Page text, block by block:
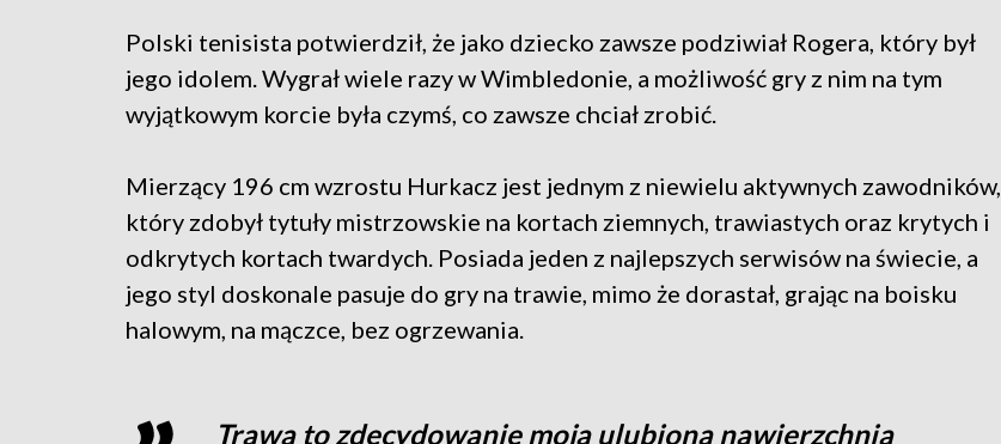
Polski tenisista potwierdził, że jako dziecko zawsze podziwiał Rogera, który był
jego idolem. Wygrał wiele razy w Wimbledonie, a możliwość gry z nim na tym
wyjątkowym korcie była czymś, co zawsze chciał zrobić.
Mierzący 196 cm wzrostu Hurkacz jest jednym z niewielu aktywnych zawodników,
który zdobył tytuły mistrzowskie na kortach ziemnych, trawiastych oraz krytych i
odkrytych kortach twardych. Posiada jeden z najlepszych serwisów na świecie, a
jego styl doskonale pasuje do gry na trawie, mimo że dorastał, grając na boisku
halowym, na mączce, bez ogrzewania.
Trawa to zdecydowanie moja ulubiona nawierzchnia